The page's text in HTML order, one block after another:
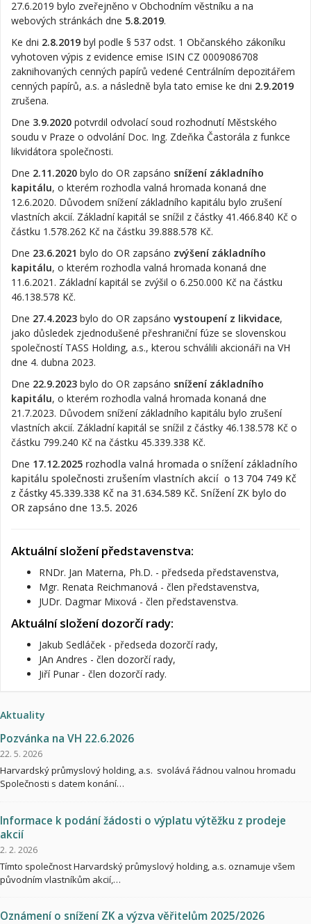
27.6.2019 bylo zveřejněno v Obchodním věstníku a na
webových stránkách dne 5.8.2019.
Ke dni 2.8.2019 byl podle § 537 odst. 1 Občanského zákoníku
vyhotoven výpis z evidence emise ISIN CZ 0009086708
zaknihovaných cenných papírů vedené Centrálním depozitářem
cenných papírů, a.s. a následně byla tato emise ke dni 2.9.2019
zrušena.
Dne 3.9.2020 potvrdil odvolací soud rozhodnutí Městského
soudu v Praze o odvolání Doc. Ing. Zdeňka Častorála z funkce
likvidátora společnosti.
Dne 2.11.2020 bylo do OR zapsáno snížení základního
kapitálu, o kterém rozhodla valná hromada konaná dne
12.6.2020. Důvodem snížení základního kapitálu bylo zrušení
vlastních akcií. Základní kapitál se snížil z částky 41.466.840 Kč o
částku 1.578.262 Kč na částku 39.888.578 Kč.
Dne 23.6.2021 bylo do OR zapsáno zvýšení základního
kapitálu, o kterém rozhodla valná hromada konaná dne
11.6.2021. Základní kapitál se zvýšil o 6.250.000 Kč na částku
46.138.578 Kč.
Dne 27.4.2023 bylo do OR zapsáno vystoupení z likvidace,
jako důsledek zjednodušené přeshraniční fúze se slovenskou
společností TASS Holding, a.s., kterou schválili akcionáři na VH
dne 4. dubna 2023.
Dne 22.9.2023 bylo do OR zapsáno snížení základního
kapitálu, o kterém rozhodla valná hromada konaná dne
21.7.2023. Důvodem snížení základního kapitálu bylo zrušení
vlastních akcií. Základní kapitál se snížil z částky 46.138.578 Kč o
částku 799.240 Kč na částku 45.339.338 Kč.
Dne 17.12.2025 rozhodla valná hromada o snížení základního
kapitálu společnosti zrušením vlastních akcií o 13 704 749 Kč
z částky 45.339.338 Kč na 31.634.589 Kč. Snížení ZK bylo do
OR zapsáno dne 13.5. 2026
Aktuální složení představenstva:
RNDr. Jan Materna, Ph.D. - předseda představenstva,
Mgr. Renata Reichmanová - člen představenstva,
JUDr. Dagmar Mixová - člen představenstva.
Aktuální složení dozorčí rady:
Jakub Sedláček - předseda dozorčí rady,
JAn Andres - člen dozorčí rady,
Jiří Punar - člen dozorčí rady.
Aktuality
Pozvánka na VH 22.6.2026
22. 5. 2026
Harvardský průmyslový holding, a.s. svolává řádnou valnou hromadu
Společnosti s datem konání…
Informace k podání žádosti o výplatu výtěžku z prodeje
akcií
2. 2. 2026
Tímto společnost Harvardský průmyslový holding, a.s. oznamuje všem
původním vlastníkům akcií,…
Oznámení o snížení ZK a výzva věřitelům 2025/2026